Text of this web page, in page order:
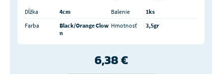
Dĺžka 4cm Balenie
1ks
Farba
Black/Orange Clow
n
Hmotnosť 3,5gr
6,38 €